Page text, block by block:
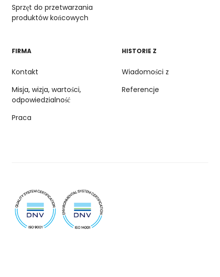
Sprzęt do przetwarzania
produktów końcowych
FIRMA
Kontakt
Misja, wizja, wartości,
odpowiedzialność
Praca
HISTORIE Z
Wiadomości z
Referencje